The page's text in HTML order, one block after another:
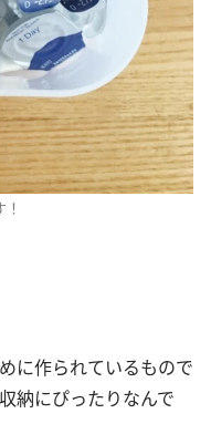
に作られているもので
納にぴったりなんで